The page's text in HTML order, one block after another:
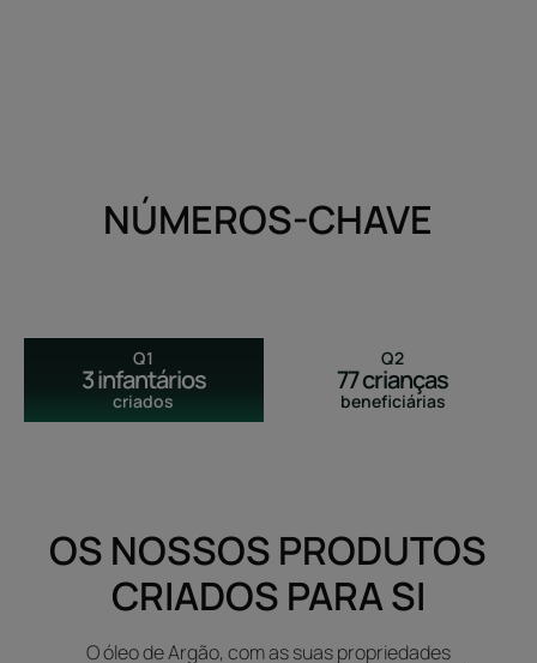
NÚMEROS-CHAVE
Q1
3 infantários
criados
Q2
77 crianças
beneficiárias
OS NOSSOS PRODUTOS
CRIADOS PARA SI
O óleo de Argão, com as suas propriedades